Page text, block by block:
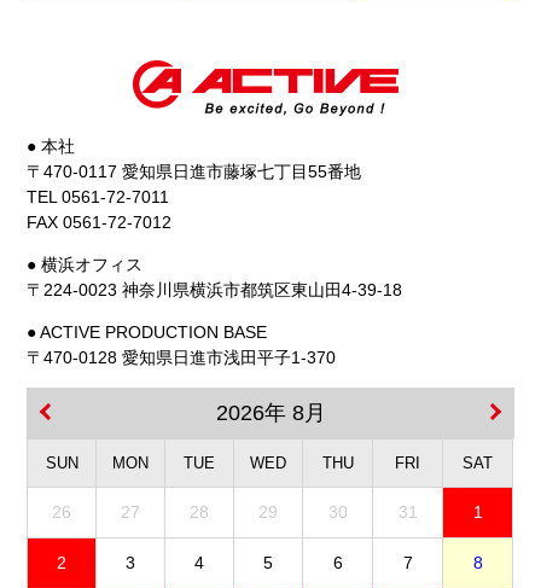
● 本社
〒470-0117 愛知県日進市藤塚七丁目55番地
TEL 0561-72-7011
FAX 0561-72-7012
● 横浜オフィス
〒224-0023 神奈川県横浜市都筑区東山田4-39-18
● ACTIVE PRODUCTION BASE
〒470-0128 愛知県日進市浅田平子1-370
2026年 8月
SUN MON TUE WED THU FRI SAT
26 27 28 29 30 31 1
2 3 4 5 6 7 8